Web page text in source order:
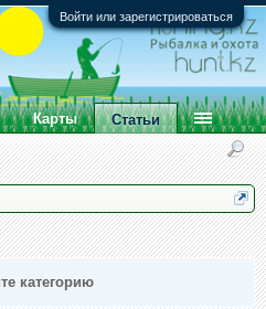
Войти или зарегистрироваться
категорию
Карты Статьи